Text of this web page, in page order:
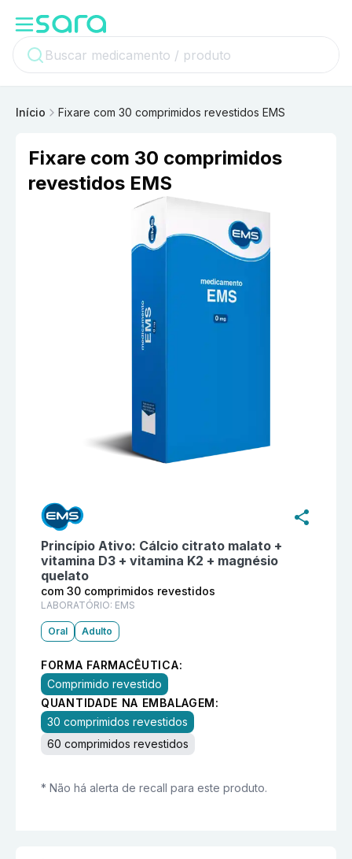
Início Fixare com 30 comprimidos revestidos EMS
Fixare com 30 comprimidos
revestidos EMS
Princípio Ativo: Cálcio citrato malato +
vitamina D3 + vitamina K2 + magnésio
quelato
com 30 comprimidos revestidos
LABORATÓRIO: EMS
Oral Adulto
FORMA FARMACÊUTICA:
Comprimido revestido
QUANTIDADE NA EMBALAGEM:
30 comprimidos revestidos
60 comprimidos revestidos
* Não há alerta de recall para este produto.